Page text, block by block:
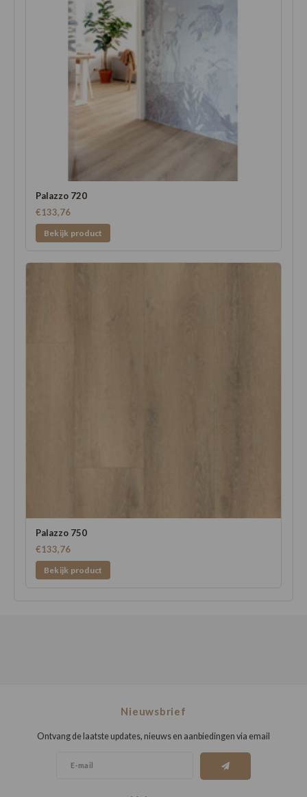
Palazzo 720
€133,76
Bekijk product
Palazzo 750
€133,76
Bekijk product
Nieuwsbrief
Ontvang de laatste updates, nieuws en aanbiedingen via email